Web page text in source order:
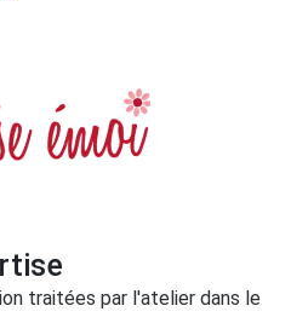
traitées par l'atelier dans le